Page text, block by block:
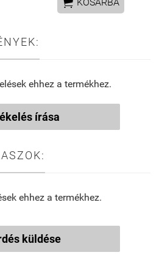
ehhez a termékhez.
írása
ehhez a termékhez.
küldése